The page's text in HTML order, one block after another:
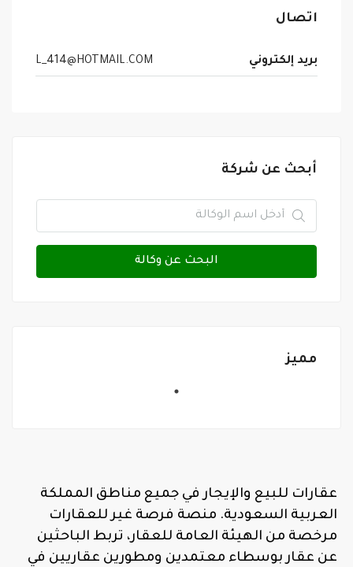
اتصال
بريد إلكتروني L_414@HOTMAIL.COM
أبحث عن شركة
البحث عن وكالة
مميز
عقارات للبيع والإيجار في جميع مناطق المملكة
العربية السعودية. منصة فرصة غير للعقارات
مرخصة من الهيئة العامة للعقار، تربط الباحثين
عن عقار بوسطاء معتمدين ومطورين عقاريين في